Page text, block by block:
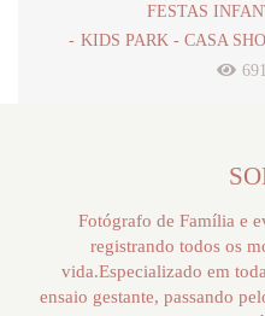
FESTAS
KIDS PARK - CASA
691
Fotógrafo de Família e
registrando todos os
vida.Especializado em
ensaio gestante, passando